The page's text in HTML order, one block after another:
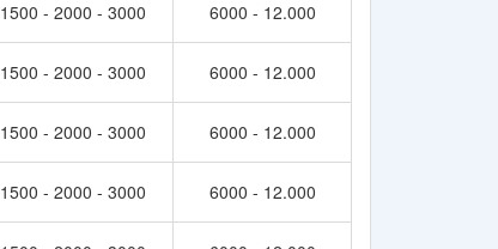
1500 - 2000 - 3000 6000 - 12.000
1500 - 2000 - 3000 6000 - 12.000
1500 - 2000 - 3000 6000 - 12.000
1500 - 2000 - 3000 6000 - 12.000